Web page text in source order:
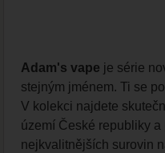
Adam's vape je série
stejným jménem. Ti se
V kolekci najdete
území České republiky
nejkvalitnějších surovin